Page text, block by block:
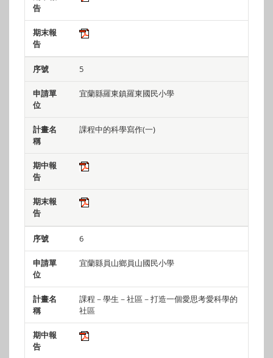
5
宜蘭縣羅東鎮羅東國民小學
課程中的科學寫作(一)
6
宜蘭縣員山鄉員山國民小學
課程－學生－社區－打造一個愛思考愛科學的
社區